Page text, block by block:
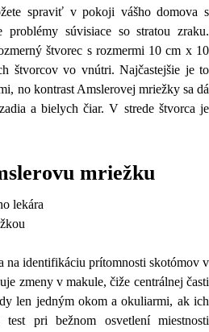
spraviť v pokoji vášho domova s
súvisiace so stratou zraku.
štvorec s rozmermi 10 cm x 10
štvorcov vo vnútri. Najčastejšie je to
no kontrast Amslerovej mriežky sa dá
a bielych čiar. V strede štvorca je
mriežku
na identifikáciu prítomnosti skotómov v
zmeny v makule, čiže centrálnej časti
len jedným okom a okuliarmi, ak ich
pri bežnom osvetlení miestnosti